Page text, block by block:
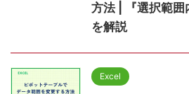
方法 | 『選択範囲
を解説
Excel